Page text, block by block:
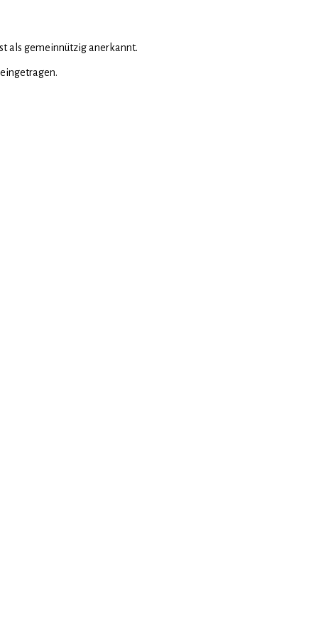
und ist als gemeinnützig anerkannt.
unter der Nummer 1771 eingetragen.